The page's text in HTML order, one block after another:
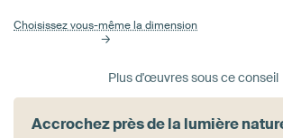
Choisissez vous-même la dimension
Plus d'œuvres sous ce conseil
Accrochez près de la lumière